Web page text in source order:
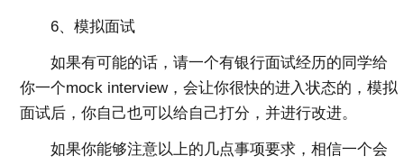
6、模拟面试
如果有可能的话，请一个有银行面试经历的同学给
你一个mock interview，会让你很快的进入状态的，模拟
面试后，你自己也可以给自己打分，并进行改进。
如果你能够注意以上的几点事项要求，相信一个会